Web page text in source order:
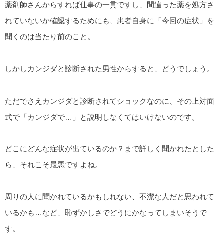
薬剤師さんからすれば仕事の一貫ですし、間違った薬を処方さ
れていないか確認するためにも、患者自身に「今回の症状」を
聞くのは当たり前のこと。
しかしカンジダと診断された男性からすると、どうでしょう。
ただでさえカンジダと診断されてショックなのに、その上対面
式で「カンジダで…」と説明しなくてはいけないのです。
どこにどんな症状が出ているのか？まで詳しく聞かれたとした
ら、それこそ最悪ですよね。
周りの人に聞かれているかもしれない、不潔な人だと思われて
いるかも…など、恥ずかしさでどうにかなってしまいそうで
す。